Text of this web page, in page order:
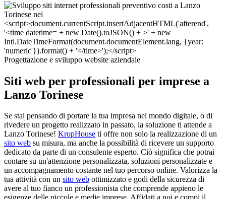
Progettazione e sviluppo website aziendale
Siti web per professionali per imprese a
Lanzo Torinese
Se stai pensando di portare la tua impresa nel mondo digitale, o di
rivedere un progetto realizzato in passato, la soluzione ti attende a
Lanzo Torinese! KropHouse ti offre non solo la realizzazione di un
sito web su misura, ma anche la possibilità di ricevere un supporto
dedicato da parte di un consulente esperto. Ciò significa che potrai
contare su un'attenzione personalizzata, soluzioni personalizzate e
un accompagnamento costante nel tuo percorso online. Valorizza la
tua attività con un sito web ottimizzato e godi della sicurezza di
avere al tuo fianco un professionista che comprende appieno le